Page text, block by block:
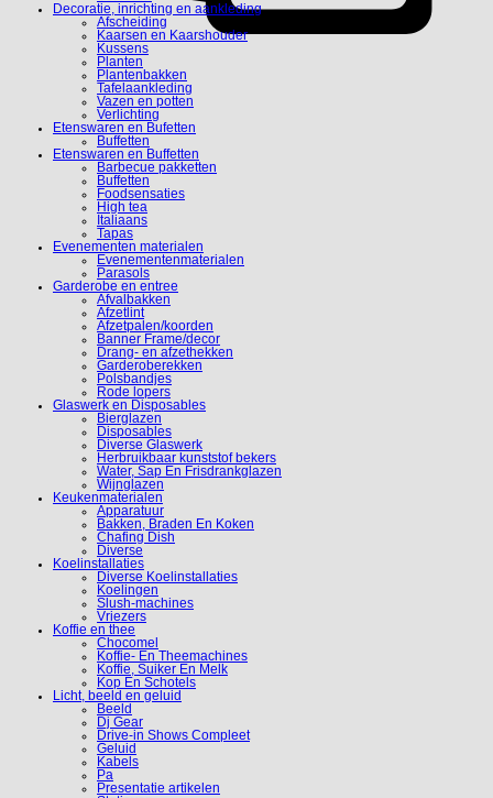
Decoratie, inrichting en aankleding
Afscheiding
Kaarsen en Kaarshouder
Kussens
Planten
Plantenbakken
Tafelaankleding
Vazen en potten
Verlichting
Etenswaren en Bufetten
Buffetten
Etenswaren en Buffetten
Barbecue pakketten
Buffetten
Foodsensaties
High tea
Italiaans
Tapas
Evenementen materialen
Evenementenmaterialen
Parasols
Garderobe en entree
Afvalbakken
Afzetlint
Afzetpalen/koorden
Banner Frame/decor
Drang- en afzethekken
Garderoberekken
Polsbandjes
Rode lopers
Glaswerk en Disposables
Bierglazen
Disposables
Diverse Glaswerk
Herbruikbaar kunststof bekers
Water, Sap En Frisdrankglazen
Wijnglazen
Keukenmaterialen
Apparatuur
Bakken, Braden En Koken
Chafing Dish
Diverse
Koelinstallaties
Diverse Koelinstallaties
Koelingen
Slush-machines
Vriezers
Koffie en thee
Chocomel
Koffie- En Theemachines
Koffie, Suiker En Melk
Kop En Schotels
Licht, beeld en geluid
Beeld
Dj Gear
Drive-in Shows Compleet
Geluid
Kabels
Pa
Presentatie artikelen